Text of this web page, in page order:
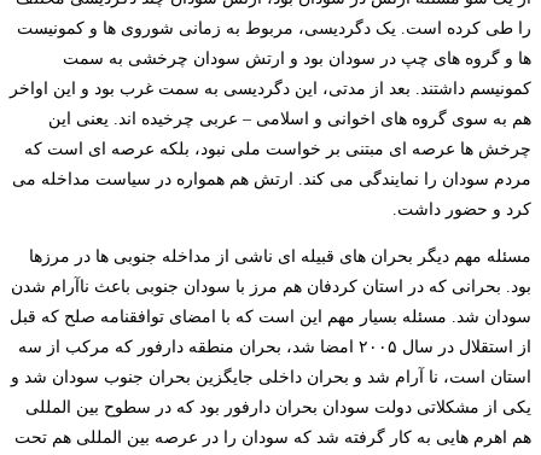
را طی کرده است. یک دگردیسی، مربوط به زمانی شوروی ها و کمونیست
ها و گروه های چپ در سودان بود و ارتش سودان چرخشی به سمت
کمونیسم داشتند. بعد از مدتی، این دگردیسی به سمت غرب بود و این اواخر
هم به سوی گروه های اخوانی و اسلامی – عربی چرخیده اند. یعنی این
چرخش ها عرصه ای مبتنی بر خواست ملی نبود، بلکه عرصه ای است که
مردم سودان را نمایندگی می کند. ارتش هم همواره در سیاست مداخله می
کرد و حضور داشت.
مسئله مهم دیگر بحران های قبیله ای ناشی از مداخله جنوبی ها در مرزها
بود. بحرانی که در استان کردفان هم مرز با سودان جنوبی باعث ناآرام شدن
سودان شد. مسئله بسیار مهم این است که با امضای توافقنامه صلح که قبل
از استقلال در سال ۲۰۰۵ امضا شد، بحران منطقه دارفور که مرکب از سه
استان است، نا آرام شد و بحران داخلی جایگزین بحران جنوب سودان شد و
یکی از مشکلاتی دولت سودان بحران دارفور بود که در سطوح بین المللی
هم اهرم هایی به کار گرفته شد که سودان را در عرصه بین المللی هم تحت